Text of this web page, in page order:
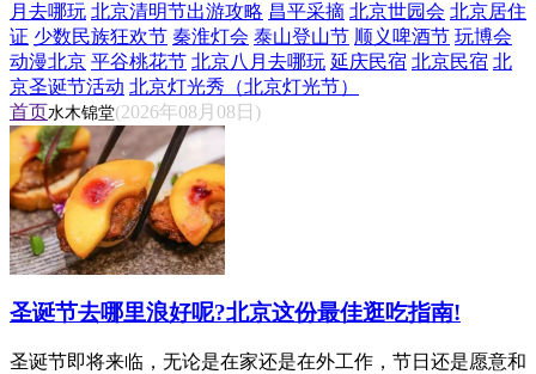
月去哪玩 北京清明节出游攻略 昌平采摘 北京世园会 北京居住
证 少数民族狂欢节 秦淮灯会 泰山登山节 顺义啤酒节 玩博会
动漫北京 平谷桃花节 北京八月去哪玩 延庆民宿 北京民宿 北
京圣诞节活动 北京灯光秀（北京灯光节）
首页水木锦堂(2026年08月08日)
圣诞节去哪里浪好呢?北京这份最佳逛吃指南!
圣诞节即将来临，无论是在家还是在外工作，节日还是愿意和